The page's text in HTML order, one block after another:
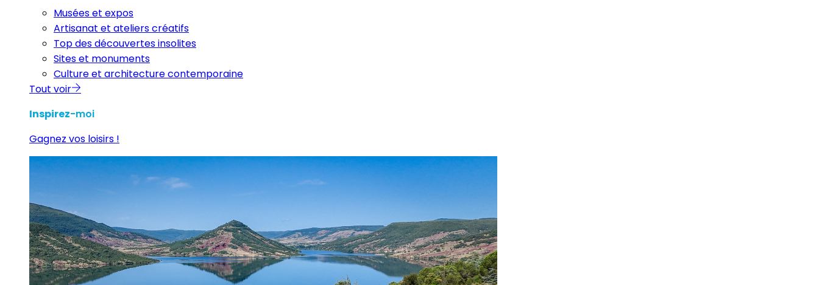
Musées et expos
Artisanat et ateliers créatifs
Top des découvertes insolites
Sites et monuments
Culture et architecture contemporaine
Tout voir
Inspirez-moi
Gagnez vos loisirs !